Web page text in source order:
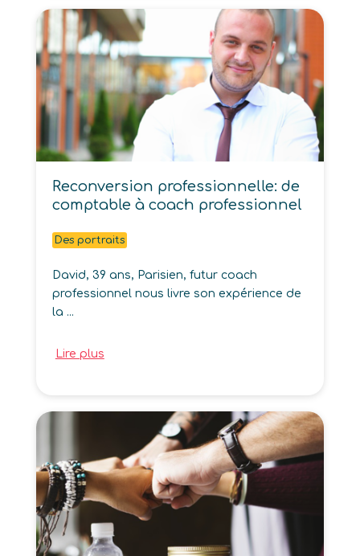
Reconversion professionnelle: de
comptable à coach professionnel
Des portraits
David, 39 ans, Parisien, futur coach
professionnel nous livre son expérience de
la ...
Lire plus